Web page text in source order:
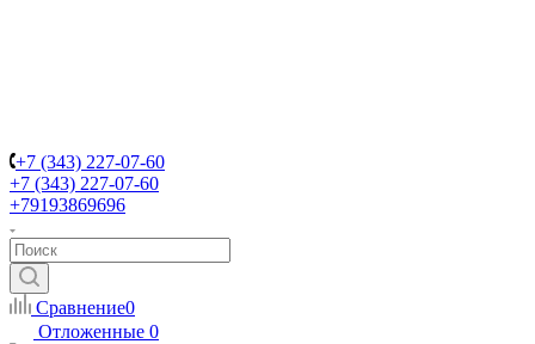
+7 (343) 227-07-60
+7 (343) 227-07-60
+79193869696
Сравнение0
Отложенные 0